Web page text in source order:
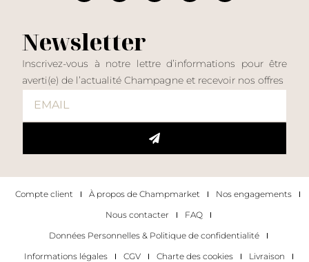
Newsletter
Inscrivez-vous à notre lettre d’informations pour être
averti(e) de l’actualité Champagne et recevoir nos offres
Compte client À propos de Champmarket
Nos engagements
Nous contacter
FAQ
Données Personnelles & Politique de confidentialité
Informations légales
CGV Charte des cookies
Livraison